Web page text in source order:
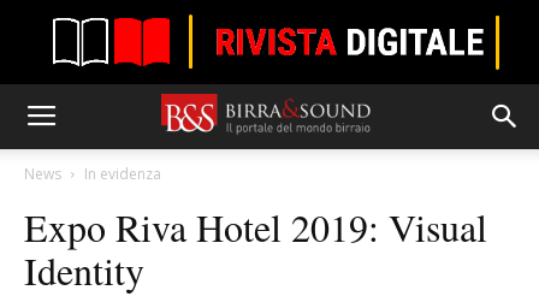
News In evidenza
Expo Riva Hotel 2019: Visual
Identity